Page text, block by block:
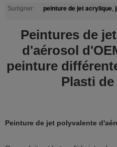
Surligner: peinture de jet acrylique,
Peintures de
d'aérosol
peinture
Plasti
Peinture de jet polyvalente